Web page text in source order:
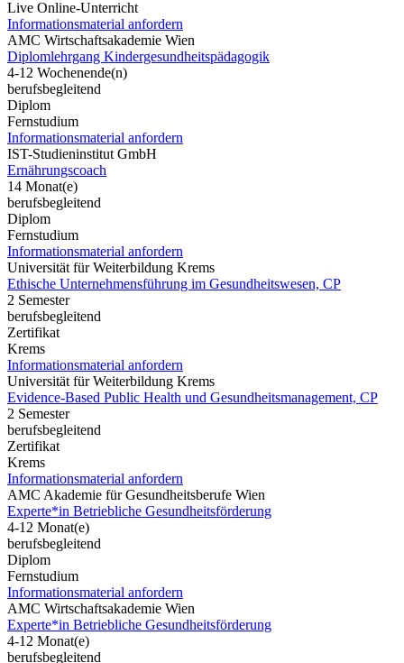
Live Online-Unterricht
Informationsmaterial anfordern
AMC Wirtschaftsakademie Wien
Diplomlehrgang Kindergesundheitspädagogik
4-12 Wochenende(n)
berufsbegleitend
Diplom
Fernstudium
Informationsmaterial anfordern
IST-Studieninstitut GmbH
Ernährungscoach
14 Monat(e)
berufsbegleitend
Diplom
Fernstudium
Informationsmaterial anfordern
Universität für Weiterbildung Krems
Ethische Unternehmensführung im Gesundheitswesen, CP
2 Semester
berufsbegleitend
Zertifikat
Krems
Informationsmaterial anfordern
Universität für Weiterbildung Krems
Evidence-Based Public Health und Gesundheitsmanagement, CP
2 Semester
berufsbegleitend
Zertifikat
Krems
Informationsmaterial anfordern
AMC Akademie für Gesundheitsberufe Wien
Experte*in Betriebliche Gesundheitsförderung
4-12 Monat(e)
berufsbegleitend
Diplom
Fernstudium
Informationsmaterial anfordern
AMC Wirtschaftsakademie Wien
Experte*in Betriebliche Gesundheitsförderung
4-12 Monat(e)
berufsbegleitend